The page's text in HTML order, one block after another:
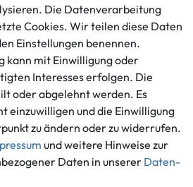
Datenschutzerklärung
Barrierefreiheitserklärung
Widerrufs­recht
Vertrag widerrufen
Zahlungsmöglichkeiten
Die Datenverarbeitung
Cookies. Wir teilen diese Daten
Einstellungen benennen.
kann mit Einwilligung oder
Interesses erfolgen. Die
oder abgelehnt werden. Es
einzuwilligen und die Einwilligung
zu ändern oder zu widerrufen.
und weitere Hinweise zur
Daten in unserer Daten­